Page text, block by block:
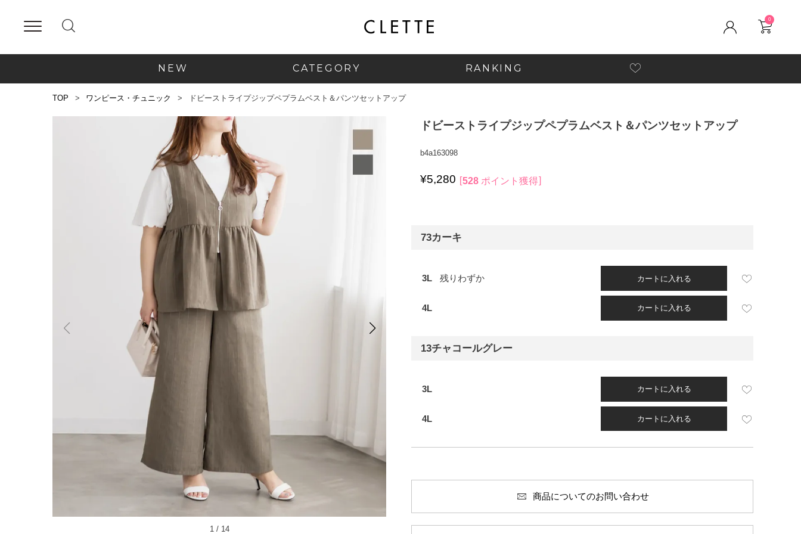
0
NEW CATEGORY RANKING
TOP ワンピース・チュニック ドビーストライプジップペプラムベスト＆パンツセットアップ
1/ 14
ドビーストライプジップペプラムベスト＆パンツセットアップ
b4a163098
¥5,280 528 ポイント獲得
73カーキ
3L 残りわずか カートに入れる
4L カートに入れる
13チャコールグレー
3L カートに入れる
4L カートに入れる
商品についてのお問い合わせ